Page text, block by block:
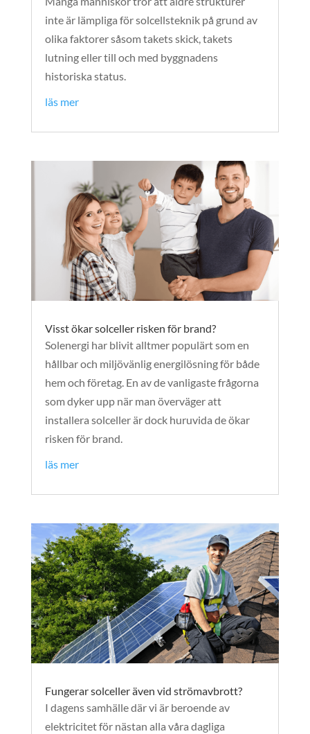
inte är lämpliga för solcellsteknik på grund av
olika faktorer såsom takets skick, takets
lutning eller till och med byggnadens
historiska status.
läs mer
Visst ökar solceller risken för brand?
Solenergi har blivit alltmer populärt som en
hållbar och miljövänlig energilösning för både
hem och företag. En av de vanligaste frågorna
som dyker upp när man överväger att
installera solceller är dock huruvida de ökar
risken för brand.
läs mer
Fungerar solceller även vid strömavbrott?
I dagens samhälle där vi är beroende av
elektricitet för nästan alla våra dagliga